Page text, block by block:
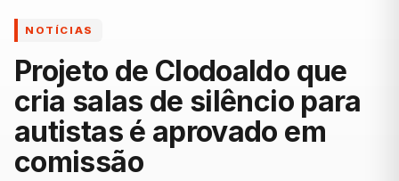
NOTÍCIAS
Projeto de Clodoaldo que
cria salas de silêncio para
autistas é aprovado em
comissão